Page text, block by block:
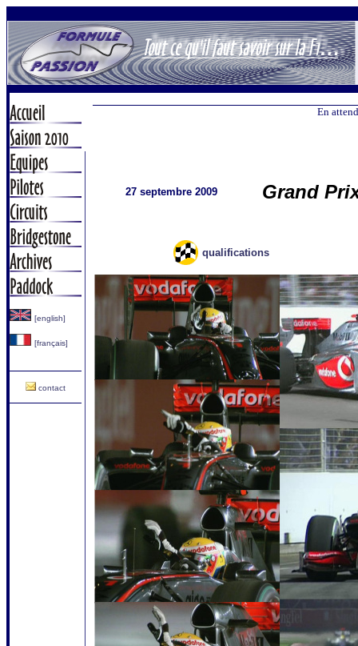
[english]
[français]
contact
En
27 septembre 2009 Grand
qualifications